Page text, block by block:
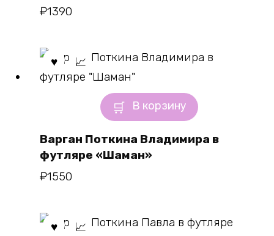
₽1390
В корзину
Варган Поткина Владимира в
футляре «Шаман»
₽1550